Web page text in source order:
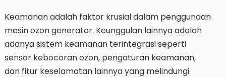
Keamanan adalah faktor krusial dalam penggunaan
mesin ozon generator. Keunggulan lainnya adalah
adanya sistem keamanan terintegrasi seperti
sensor kebocoran ozon, pengaturan keamanan,
dan fitur keselamatan lainnya yang melindungi